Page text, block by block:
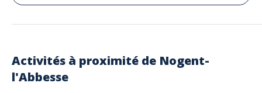
Activités à proximité de Nogent-
l'Abbesse